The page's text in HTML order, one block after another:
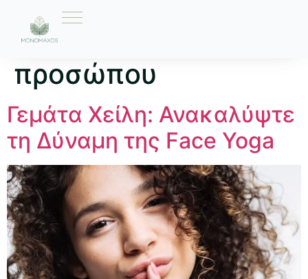
Ετικέτα:
προσώπου
Γεμάτα Χείλη: Ανακαλύψτε
τη Δύναμη της Face Yoga